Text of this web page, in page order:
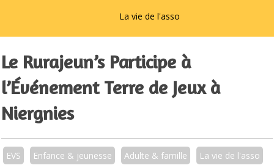
La vie de l'asso
Le Rurajeun’s Participe à
l’Événement Terre de Jeux à
Niergnies
EVS Enfance & jeunesse Adulte & famille
La vie de l'asso